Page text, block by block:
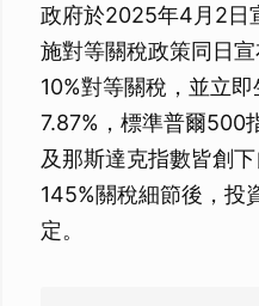
政府於2025年4月2日
施對等關稅政策同日
10%對等關稅，並立
7.87%，標準普爾500
及那斯達克指數皆創
145%關稅細節後，投
定。